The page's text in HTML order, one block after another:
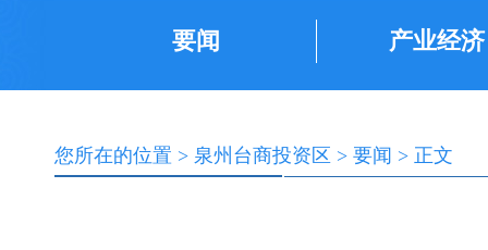
要闻 产业经济
您所在的位置 > 泉州台商投资区 > 要闻 > 正文